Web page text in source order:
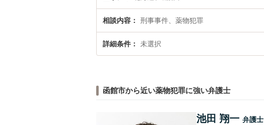
相談内容 刑事事件、薬物犯罪
詳細条件 未選択
函館市から近い薬物犯罪に強い弁護士
池田 翔一 弁護士